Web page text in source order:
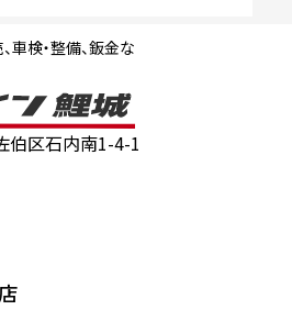
車検・整備、鈑金な
伯区石内南1-4-1